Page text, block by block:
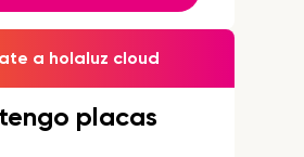
a holaluz cloud
placas